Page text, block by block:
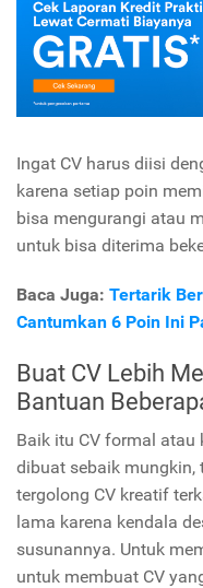
Ingat CV harus diisi
karena setiap poin
bisa mengurangi atau
untuk bisa diterima
Baca Juga: Tertarik
Cantumkan 6 Poin Ini
Buat CV Lebih
Bantuan
Baik itu CV formal atau
dibuat sebaik mungkin,
tergolong CV kreatif
lama karena kendala
susunannya. Untuk
untuk membuat CV